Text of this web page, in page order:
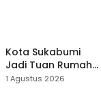
Kota Sukabumi
Jadi Tuan Rumah
Kontes Batu Akik
1 Agustus 2026